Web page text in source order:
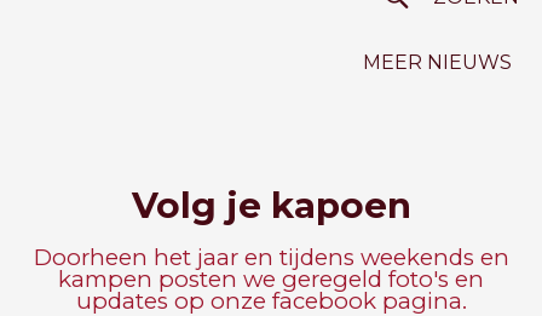
MEER NIEUWS
Volg je kapoen
Doorheen het jaar en tijdens weekends en
kampen posten we geregeld foto's en
updates op onze facebook pagina.